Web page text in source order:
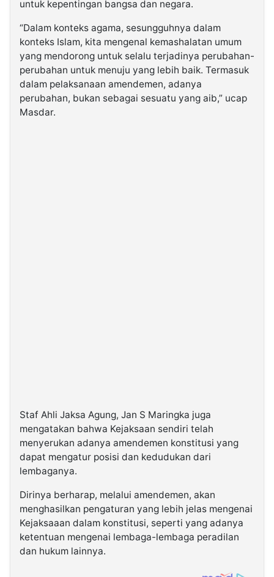
untuk kepentingan bangsa dan negara.
“Dalam konteks agama, sesungguhnya dalam
konteks Islam, kita mengenal kemashalatan umum
yang mendorong untuk selalu terjadinya perubahan-
perubahan untuk menuju yang lebih baik. Termasuk
dalam pelaksanaan amendemen, adanya
perubahan, bukan sebagai sesuatu yang aib,” ucap
Masdar.
Staf Ahli Jaksa Agung, Jan S Maringka juga
mengatakan bahwa Kejaksaan sendiri telah
menyerukan adanya amendemen konstitusi yang
dapat mengatur posisi dan kedudukan dari
lembaganya.
Dirinya berharap, melalui amendemen, akan
menghasilkan pengaturan yang lebih jelas mengenai
Kejaksaaan dalam konstitusi, seperti yang adanya
ketentuan mengenai lembaga-lembaga peradilan
dan hukum lainnya.